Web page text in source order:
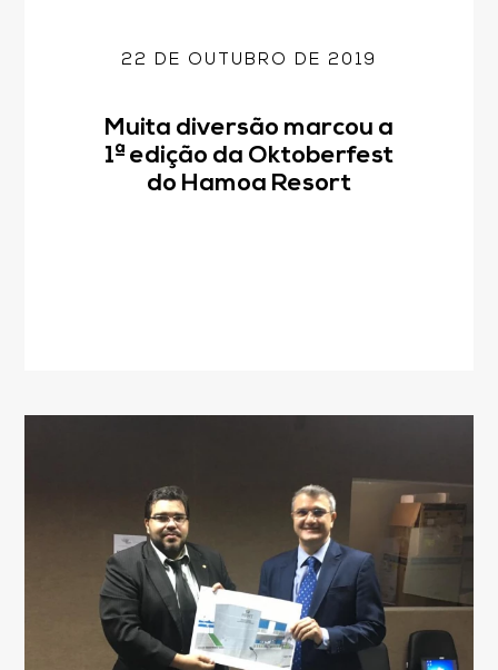
22 DE OUTUBRO DE 2019
Muita diversão marcou a
1ª edição da Oktoberfest
do Hamoa Resort